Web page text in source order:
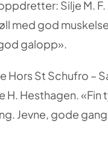
Silje M.
med god
galopp».
Hors St Schufro –
H. Hesthagen.
Jevne, gode